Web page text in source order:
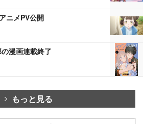
ニメPV公開
漫画連載終了
もっと見る